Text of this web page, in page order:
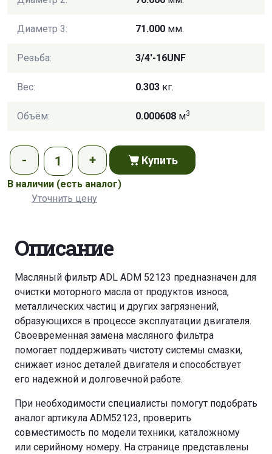
Диаметр 3: 71.000 мм.
Резьба: 3/4'-16UNF
Вес: 0.303 кг.
Объём: 0.000608 м3
Купить
В наличии (есть аналог)
Уточнить цену
Описание
Масляный фильтр ADL ADM 52123 предназначен для
очистки моторного масла от продуктов износа,
металлических частиц и других загрязнений,
образующихся в процессе эксплуатации двигателя.
Своевременная замена масляного фильтра
помогает поддерживать чистоту системы смазки,
снижает износ деталей двигателя и способствует
его надежной и долговечной работе.
При необходимости специалисты помогут подобрать
аналог артикула ADM52123, проверить
совместимость по модели техники, каталожному
или серийному номеру. На странице представлены